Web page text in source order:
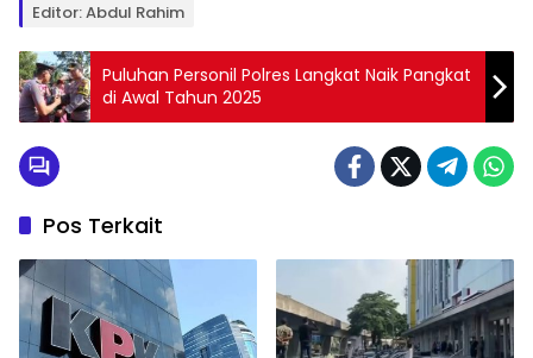
Editor: Abdul Rahim
Puluhan Personil Polres Langkat Naik Pangkat
di Awal Tahun 2025
Pos Terkait